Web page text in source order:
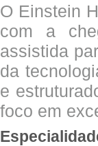
O Einstein
com a
assistida
da
e
foco em